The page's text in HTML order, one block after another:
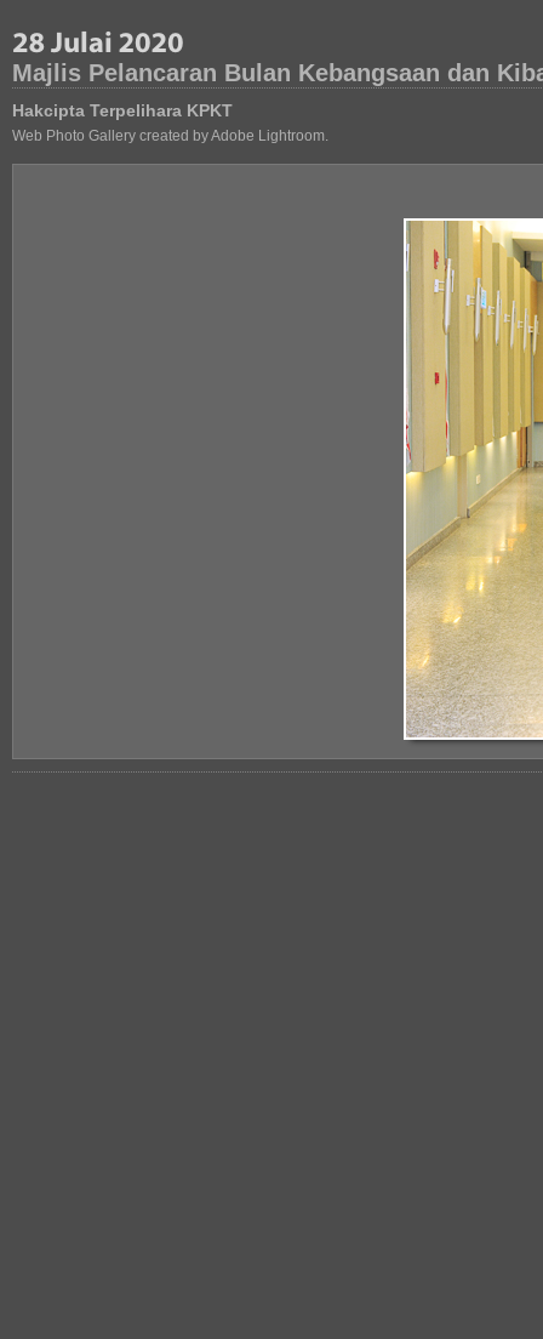
Majlis Pelancaran Bulan Kebangsaan dan
Hakcipta Terpelihara KPKT
Web Photo Gallery created by Adobe Lightroom.